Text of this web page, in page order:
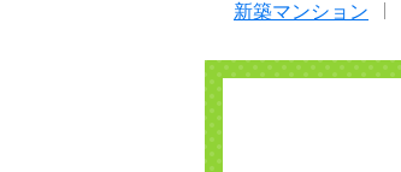
新築マンション